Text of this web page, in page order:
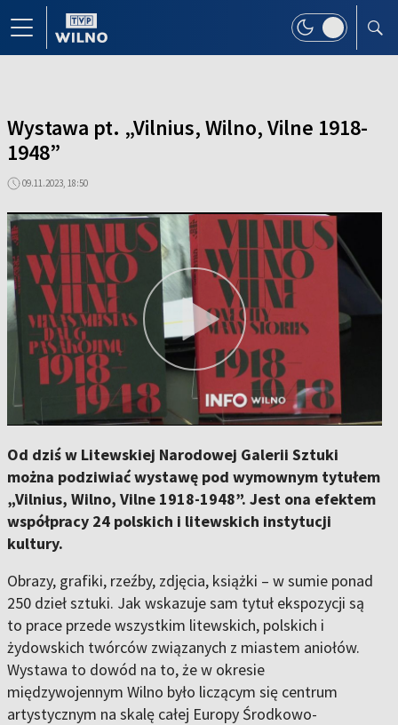
Wystawa pt. „Vilnius, Wilno, Vilne 1918-
1948”
09.11.2023, 18:50
Od dziś w Litewskiej Narodowej Galerii Sztuki
można podziwiać wystawę pod wymownym tytułem
„Vilnius, Wilno, Vilne 1918-1948”. Jest ona efektem
współpracy 24 polskich i litewskich instytucji
kultury.
Obrazy, grafiki, rzeźby, zdjęcia, książki – w sumie ponad
250 dzieł sztuki. Jak wskazuje sam tytuł ekspozycji są
to prace przede wszystkim litewskich, polskich i
żydowskich twórców związanych z miastem aniołów.
Wystawa to dowód na to, że w okresie
międzywojennym Wilno było liczącym się centrum
artystycznym na skalę całej Europy Środkowo-